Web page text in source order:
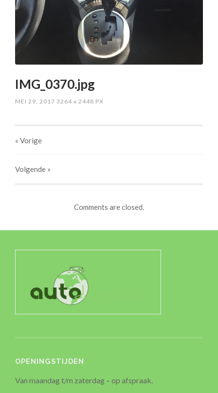
IMG_0370.jpg
MEI 29, 2017 3264x 2448 PX
« Vorige
Volgende »
Comments are closed.
OPENINGSTIJDEN
Van maandag t/m zaterdag – op afspraak.